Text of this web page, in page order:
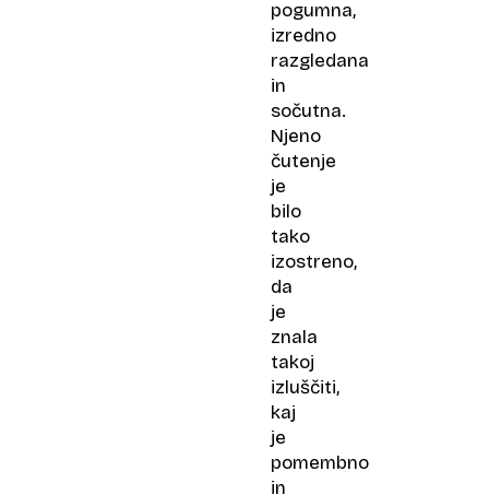
pogumna,
izredno
razgledana
in
sočutna.
Njeno
čutenje
je
bilo
tako
izostreno,
da
je
znala
takoj
izluščiti,
kaj
je
pomembno
in